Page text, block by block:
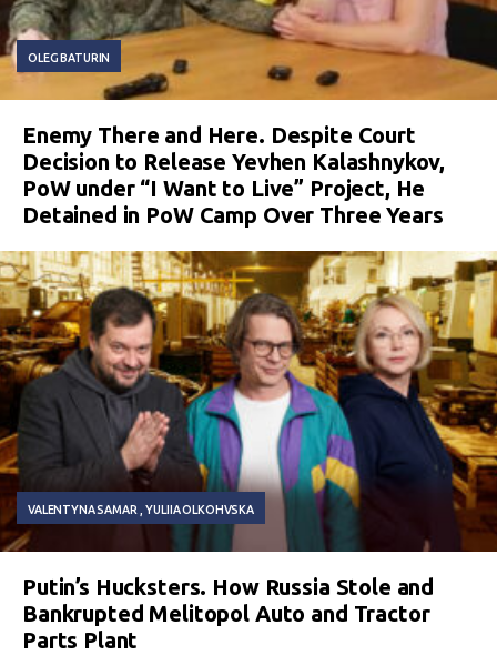
OLEG BATURIN
Enemy There and Here. Despite Court
Decision to Release Yevhen Kalashnykov,
PoW under “I Want to Live” Project, He
Detained in PoW Camp Over Three Years
VALENTYNA SAMAR YULIIA OLKOHVSKA
Putin’s Hucksters. How Russia Stole and
Bankrupted Melitopol Auto and Tractor
Parts Plant